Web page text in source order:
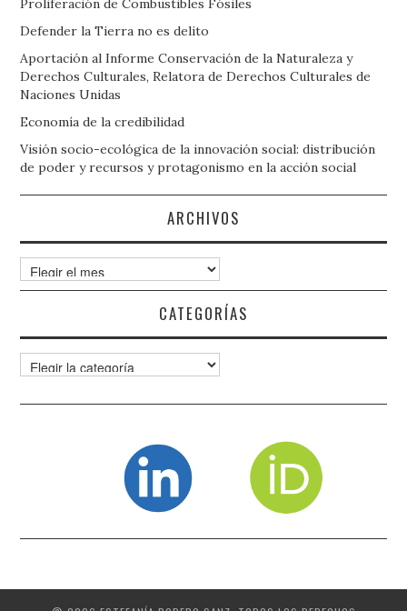
Defender la Tierra no es delito
Aportación al Informe Conservación de la Naturaleza y
Derechos Culturales, Relatora de Derechos Culturales de
Naciones Unidas
Economía de la credibilidad
Visión socio-ecológica de la innovación social: distribución
de poder y recursos y protagonismo en la acción social
ARCHIVOS
Archivos
CATEGORÍAS
Categorías